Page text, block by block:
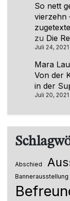
So nett
vierzehn
zu Die
Juli 24, 2021
Mara
Von der
in der
Juli 20, 2021
Abschied
Bannerausstellung